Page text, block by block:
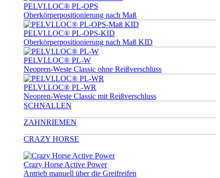
PELVI.LOC® PL-OPS
Oberkörperpositionierung nach Maß
PELVI.LOC® PL-OPS-KID
Oberkörperpositionierung nach Maß KID
PELVI.LOC® PL-W
Neopren-Weste Classic ohne Reißverschluss
PELVI.LOC® PL-WR
Neopren-Weste Classic mit Reißverschluss
SCHNALLEN
ZAHNRIEMEN
CRAZY HORSE
Crazy Horse Active Power
Antrieb manuell über die Greifreifen